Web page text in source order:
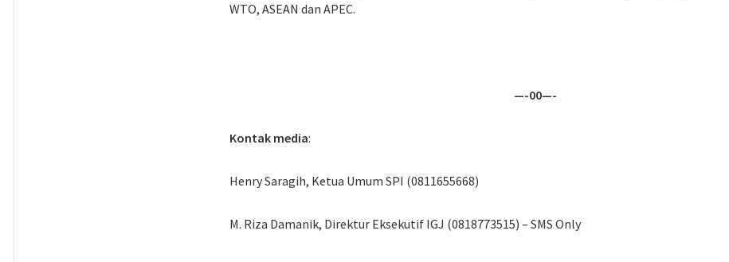
WTO, ASEAN dan APEC.
—-00—-
Kontak media:
Henry Saragih, Ketua Umum SPI (0811655668)
M. Riza Damanik, Direktur Eksekutif IGJ (0818773515) – SMS Only